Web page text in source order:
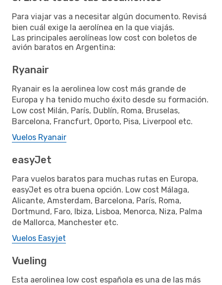
Para viajar vas a necesitar algún documento. Revisá
bien cuál exige la aerolínea en la que viajás.
Las principales aerolíneas low cost con boletos de
avión baratos en Argentina:
Ryanair
Ryanair es la aerolinea low cost más grande de
Europa y ha tenido mucho éxito desde su formación.
Low cost Milán, París, Dublín, Roma, Bruselas,
Barcelona, Francfurt, Oporto, Pisa, Liverpool etc.
Vuelos Ryanair
easyJet
Para vuelos baratos para muchas rutas en Europa,
easyJet es otra buena opción. Low cost Málaga,
Alicante, Amsterdam, Barcelona, París, Roma,
Dortmund, Faro, Ibiza, Lisboa, Menorca, Niza, Palma
de Mallorca, Manchester etc.
Vuelos Easyjet
Vueling
Esta aerolinea low cost española es una de las más